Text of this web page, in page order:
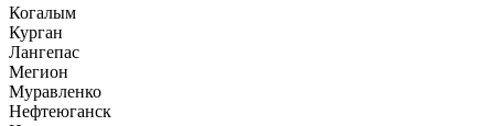
Когалым
Курган
Лангепас
Мегион
Муравленко
Нефтеюганск